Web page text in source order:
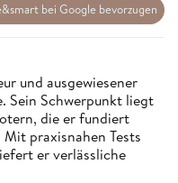
bei Google bevorzugen
und ausgewiesener
Sein Schwerpunkt liegt
die er fundiert
praxisnahen Tests
er verlässliche